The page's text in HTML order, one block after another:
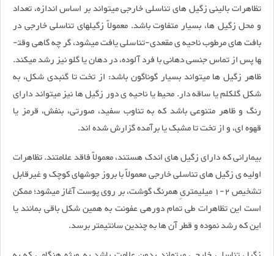
تظاهرات بالینی زگیل­ های تناسلی خارجی می­تواند بر اساس اندازه، تعداد
و محل زگیل­ ها، بسیار متفاوت باشد. معمولاً زگیل­های تناسلی خارجی در
بافت­ های مرطوب ناحیه­ ی مقعدی-تناسلی یافت می­شود، گر چه گاهی وقت­
ها پس از تماس جنسی دهانی با فرد آلوده، در دهان یا گلو نیز رشد می­کند.
ظاهر زگیل ها می­تواند بسیار گوناگون باشد: از تخت تا گنبدی شکل، به
شکل گل­کلم یا ساقه­ دار. محیط یا ناحیه­ ی دور زگیل­ ها نیز می­تواند دارای
رنگ و ظاهر متنوعی باشد که به تناوب سفید، صورتی، بنفش، قرمز یا
قهوه­ ای، و از تخت تا مشبک یا برآمده گزارش شده ­اند.
بیمارانی که دارای زگیل­ های اندک هستند، معمولاً فاقد علامتند. تظاهرات
اولیه­ ی زگیل­ های تناسلی خارجی معمولاً با بروز جوش­های کوچک و غیرقابل
تشخیص 2-1 میلی­متریِ هم­رنگ گوشت، بر روی پوست آغاز می­شود؛ ممکن
است این تظاهرات طی تمام دوره­ی عفونت به همین شکل باقی بمانند یا
این که رشد نموده و قطر آن ها به چندین سانتی­متر برسد.